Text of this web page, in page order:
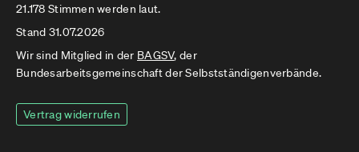
21.178 Stimmen werden laut.
Stand 31.07.2026
Wir sind Mitglied in der BAGSV, der
Bundesarbeitsgemeinschaft der Selbstständigenverbände.
Vertrag widerrufen